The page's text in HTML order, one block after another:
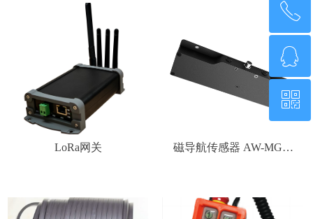
LoRa网关
磁导航传感器 AW-MGS-
回到顶部
ꂅ
0755-21014808
ꁗ
QQ客服
ꀥ
微信二维码